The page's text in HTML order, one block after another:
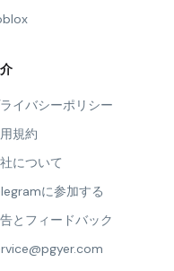
イバシーポリシー
規約
について
に参加する
とフィードバック